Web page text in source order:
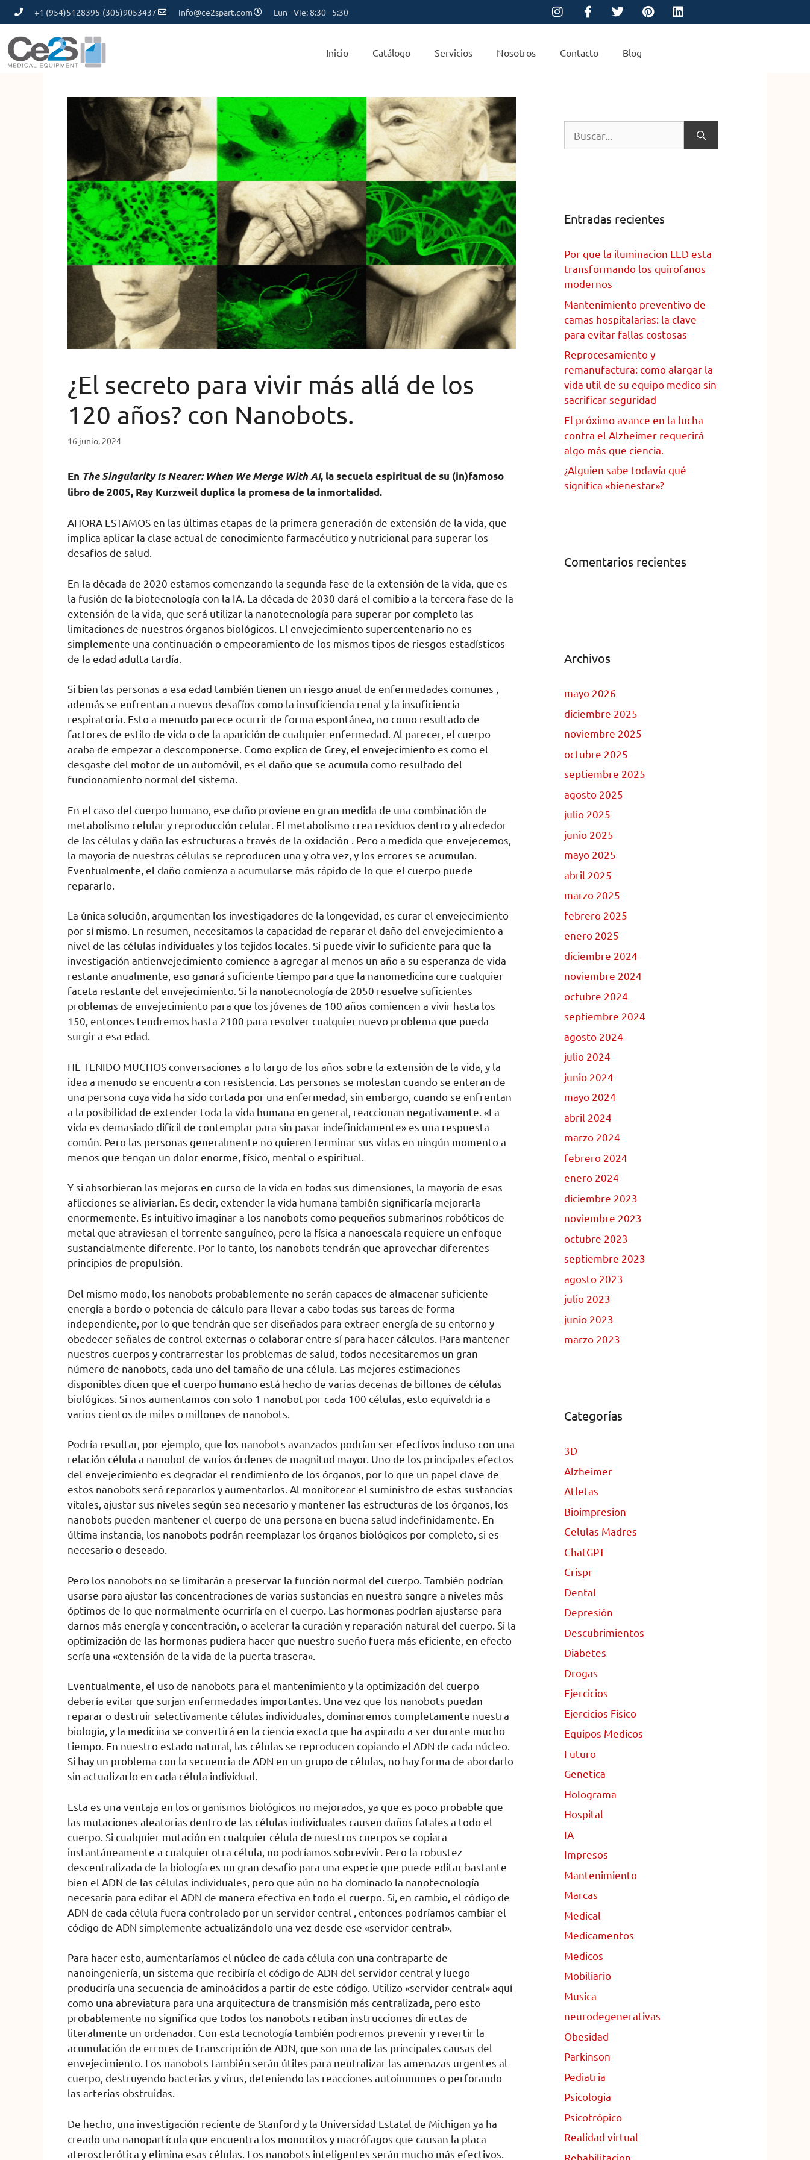
+1 (954)5128395-(305)9053437 info@ce2spart.com Lun - Vie: 8:30 - 5:30
Inicio Catálogo Servicios Nosotros Contacto Blog
¿El secreto para vivir más allá de los
120 años? con Nanobots.
16 junio, 2024
En The Singularity Is Nearer: When We Merge With AI, la secuela espiritual de su (in)famoso
libro de 2005, Ray Kurzweil duplica la promesa de la inmortalidad.
AHORA ESTAMOS en las últimas etapas de la primera generación de extensión de la vida, que
implica aplicar la clase actual de conocimiento farmacéutico y nutricional para superar los
desafíos de salud.
En la década de 2020 estamos comenzando la segunda fase de la extensión de la vida, que es
la fusión de la biotecnología con la IA. La década de 2030 dará el comibio a la tercera fase de la
extensión de la vida, que será utilizar la nanotecnología para superar por completo las
limitaciones de nuestros órganos biológicos. El envejecimiento supercentenario no es
simplemente una continuación o empeoramiento de los mismos tipos de riesgos estadísticos
de la edad adulta tardía.
Si bien las personas a esa edad también tienen un riesgo anual de enfermedades comunes ,
además se enfrentan a nuevos desafíos como la insuficiencia renal y la insuficiencia
respiratoria. Esto a menudo parece ocurrir de forma espontánea, no como resultado de
factores de estilo de vida o de la aparición de cualquier enfermedad. Al parecer, el cuerpo
acaba de empezar a descomponerse. Como explica de Grey, el envejecimiento es como el
desgaste del motor de un automóvil, es el daño que se acumula como resultado del
funcionamiento normal del sistema.
En el caso del cuerpo humano, ese daño proviene en gran medida de una combinación de
metabolismo celular y reproducción celular. El metabolismo crea residuos dentro y alrededor
de las células y daña las estructuras a través de la oxidación . Pero a medida que envejecemos,
la mayoría de nuestras células se reproducen una y otra vez, y los errores se acumulan.
Eventualmente, el daño comienza a acumularse más rápido de lo que el cuerpo puede
repararlo.
La única solución, argumentan los investigadores de la longevidad, es curar el envejecimiento
por sí mismo. En resumen, necesitamos la capacidad de reparar el daño del envejecimiento a
nivel de las células individuales y los tejidos locales. Si puede vivir lo suficiente para que la
investigación antienvejecimiento comience a agregar al menos un año a su esperanza de vida
restante anualmente, eso ganará suficiente tiempo para que la nanomedicina cure cualquier
faceta restante del envejecimiento. Si la nanotecnología de 2050 resuelve suficientes
problemas de envejecimiento para que los jóvenes de 100 años comiencen a vivir hasta los
150, entonces tendremos hasta 2100 para resolver cualquier nuevo problema que pueda
surgir a esa edad.
HE TENIDO MUCHOS conversaciones a lo largo de los años sobre la extensión de la vida, y la
idea a menudo se encuentra con resistencia. Las personas se molestan cuando se enteran de
una persona cuya vida ha sido cortada por una enfermedad, sin embargo, cuando se enfrentan
a la posibilidad de extender toda la vida humana en general, reaccionan negativamente. «La
vida es demasiado difícil de contemplar para sin pasar indefinidamente» es una respuesta
común. Pero las personas generalmente no quieren terminar sus vidas en ningún momento a
menos que tengan un dolor enorme, físico, mental o espiritual.
Y si absorbieran las mejoras en curso de la vida en todas sus dimensiones, la mayoría de esas
aflicciones se aliviarían. Es decir, extender la vida humana también significaría mejorarla
enormemente. Es intuitivo imaginar a los nanobots como pequeños submarinos robóticos de
metal que atraviesan el torrente sanguíneo, pero la física a nanoescala requiere un enfoque
sustancialmente diferente. Por lo tanto, los nanobots tendrán que aprovechar diferentes
principios de propulsión.
Del mismo modo, los nanobots probablemente no serán capaces de almacenar suficiente
energía a bordo o potencia de cálculo para llevar a cabo todas sus tareas de forma
independiente, por lo que tendrán que ser diseñados para extraer energía de su entorno y
obedecer señales de control externas o colaborar entre sí para hacer cálculos. Para mantener
nuestros cuerpos y contrarrestar los problemas de salud, todos necesitaremos un gran
número de nanobots, cada uno del tamaño de una célula. Las mejores estimaciones
disponibles dicen que el cuerpo humano está hecho de varias decenas de billones de células
biológicas. Si nos aumentamos con solo 1 nanobot por cada 100 células, esto equivaldría a
varios cientos de miles o millones de nanobots.
Podría resultar, por ejemplo, que los nanobots avanzados podrían ser efectivos incluso con una
relación célula a nanobot de varios órdenes de magnitud mayor. Uno de los principales efectos
del envejecimiento es degradar el rendimiento de los órganos, por lo que un papel clave de
estos nanobots será repararlos y aumentarlos. Al monitorear el suministro de estas sustancias
vitales, ajustar sus niveles según sea necesario y mantener las estructuras de los órganos, los
nanobots pueden mantener el cuerpo de una persona en buena salud indefinidamente. En
última instancia, los nanobots podrán reemplazar los órganos biológicos por completo, si es
necesario o deseado.
Pero los nanobots no se limitarán a preservar la función normal del cuerpo. También podrían
usarse para ajustar las concentraciones de varias sustancias en nuestra sangre a niveles más
óptimos de lo que normalmente ocurriría en el cuerpo. Las hormonas podrían ajustarse para
darnos más energía y concentración, o acelerar la curación y reparación natural del cuerpo. Si la
optimización de las hormonas pudiera hacer que nuestro sueño fuera más eficiente, en efecto
sería una «extensión de la vida de la puerta trasera».
Eventualmente, el uso de nanobots para el mantenimiento y la optimización del cuerpo
debería evitar que surjan enfermedades importantes. Una vez que los nanobots puedan
reparar o destruir selectivamente células individuales, dominaremos completamente nuestra
biología, y la medicina se convertirá en la ciencia exacta que ha aspirado a ser durante mucho
tiempo. En nuestro estado natural, las células se reproducen copiando el ADN de cada núcleo.
Si hay un problema con la secuencia de ADN en un grupo de células, no hay forma de abordarlo
sin actualizarlo en cada célula individual.
Esta es una ventaja en los organismos biológicos no mejorados, ya que es poco probable que
las mutaciones aleatorias dentro de las células individuales causen daños fatales a todo el
cuerpo. Si cualquier mutación en cualquier célula de nuestros cuerpos se copiara
instantáneamente a cualquier otra célula, no podríamos sobrevivir. Pero la robustez
descentralizada de la biología es un gran desafío para una especie que puede editar bastante
bien el ADN de las células individuales, pero que aún no ha dominado la nanotecnología
necesaria para editar el ADN de manera efectiva en todo el cuerpo. Si, en cambio, el código de
ADN de cada célula fuera controlado por un servidor central , entonces podríamos cambiar el
código de ADN simplemente actualizándolo una vez desde ese «servidor central».
Para hacer esto, aumentaríamos el núcleo de cada célula con una contraparte de
nanoingeniería, un sistema que recibiría el código de ADN del servidor central y luego
produciría una secuencia de aminoácidos a partir de este código. Utilizo «servidor central» aquí
como una abreviatura para una arquitectura de transmisión más centralizada, pero esto
probablemente no significa que todos los nanobots reciban instrucciones directas de
literalmente un ordenador. Con esta tecnología también podremos prevenir y revertir la
acumulación de errores de transcripción de ADN, que son una de las principales causas del
envejecimiento. Los nanobots también serán útiles para neutralizar las amenazas urgentes al
cuerpo, destruyendo bacterias y virus, deteniendo las reacciones autoinmunes o perforando
las arterias obstruidas.
De hecho, una investigación reciente de Stanford y la Universidad Estatal de Michigan ya ha
creado una nanopartícula que encuentra los monocitos y macrófagos que causan la placa
aterosclerótica y elimina esas células. Los nanobots inteligentes serán mucho más efectivos.
Entradas recientes
Por que la iluminacion LED esta
transformando los quirofanos
modernos
Mantenimiento preventivo de
camas hospitalarias: la clave
para evitar fallas costosas
Reprocesamiento y
remanufactura: como alargar la
vida util de su equipo medico sin
sacrificar seguridad
El próximo avance en la lucha
contra el Alzheimer requerirá
algo más que ciencia.
¿Alguien sabe todavía qué
significa «bienestar»?
Comentarios recientes
Archivos
mayo 2026
diciembre 2025
noviembre 2025
octubre 2025
septiembre 2025
agosto 2025
julio 2025
junio 2025
mayo 2025
abril 2025
marzo 2025
febrero 2025
enero 2025
diciembre 2024
noviembre 2024
octubre 2024
septiembre 2024
agosto 2024
julio 2024
junio 2024
mayo 2024
abril 2024
marzo 2024
febrero 2024
enero 2024
diciembre 2023
noviembre 2023
octubre 2023
septiembre 2023
agosto 2023
julio 2023
junio 2023
marzo 2023
Categorías
3D
Alzheimer
Atletas
Bioimpresion
Celulas Madres
ChatGPT
Crispr
Dental
Depresión
Descubrimientos
Diabetes
Drogas
Ejercicios
Ejercicios Fisico
Equipos Medicos
Futuro
Genetica
Holograma
Hospital
IA
Impresos
Mantenimiento
Marcas
Medical
Medicamentos
Medicos
Mobiliario
Musica
neurodegenerativas
Obesidad
Parkinson
Pediatria
Psicologia
Psicotrópico
Realidad virtual
Rehabilitacion